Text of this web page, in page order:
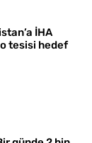
İHA
tesisi hedef